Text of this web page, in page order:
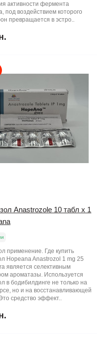
активности фермента
под воздействием которого
превращается в эстро..
Anastrozole 10 табл х 1
применение. Где купить
Hopeana Anastrozol 1 mg 25
является селективным
ароматазы. Используется
в бодибилдинге не только на
но и на восстанавливающей
средство эффект..